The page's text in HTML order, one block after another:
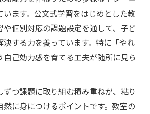
います。公文式学習をはじめとした教
や個別対応の課題設定を通して、子ど
決する力を養っています。特に「やれ
自己効力感を育てる工夫が随所に見ら
ずつ課題に取り組む積み重ねが、粘り
然に身につけるポイントです。教室の